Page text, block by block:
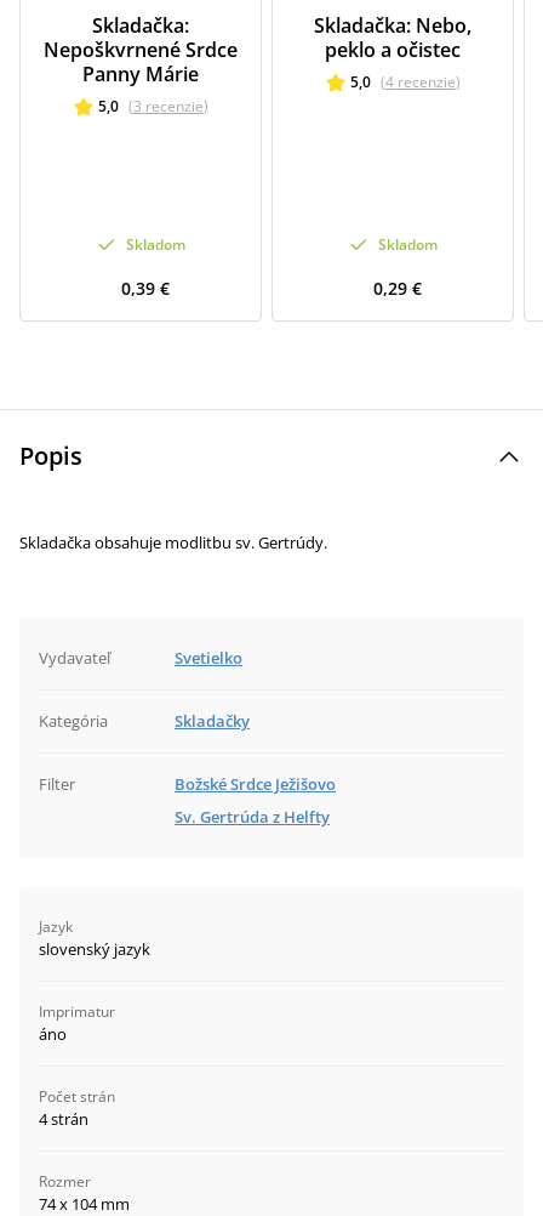
Skladačka:
Nepoškvrnené Srdce
Panny Márie
5,0 (3 recenzie)
Skladom
0,39 €
Skladačka: Nebo,
peklo a očistec
5,0 (4 recenzie)
Skladom
0,29 €
Popis
Skladačka obsahuje modlitbu sv. Gertrúdy.
Vydavateľ Svetielko
Kategória Skladačky
Filter
Božské Srdce Ježišovo
Sv. Gertrúda z Helfty
Jazyk
slovenský jazyk
Imprimatur
áno
Počet strán
4 strán
Rozmer
74 x 104 mm